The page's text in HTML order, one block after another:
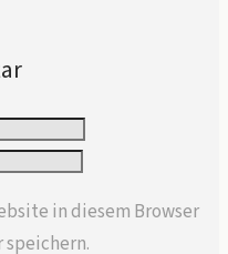
in diesem Browser